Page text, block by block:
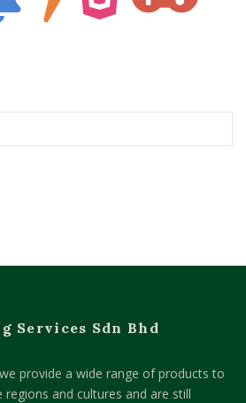
Services Sdn Bhd
provide a wide range of products to
and cultures and are still